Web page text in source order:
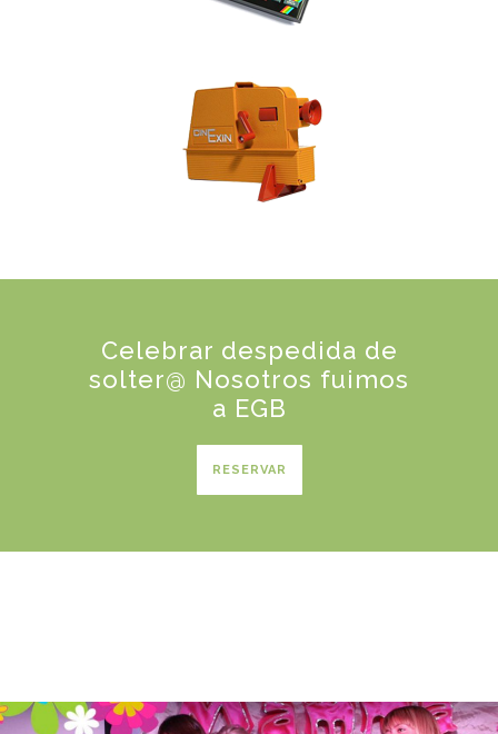
Celebrar despedida de
solter@ Nosotros fuimos
a EGB
RESERVAR